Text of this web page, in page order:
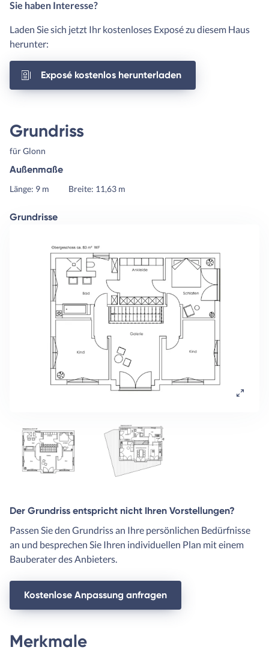
Sie haben Interesse?
Laden Sie sich jetzt Ihr kostenloses Exposé zu diesem Haus
herunter:
Exposé kostenlos herunterladen
Grundriss
für Glonn
Außenmaße
Länge: 9 m Breite: 11,63 m
Grundrisse
Der Grundriss entspricht nicht Ihren Vorstellungen?
Passen Sie den Grundriss an Ihre persönlichen Bedürfnisse
an und besprechen Sie Ihren individuellen Plan mit einem
Bauberater des Anbieters.
Kostenlose Anpassung anfragen
Merkmale